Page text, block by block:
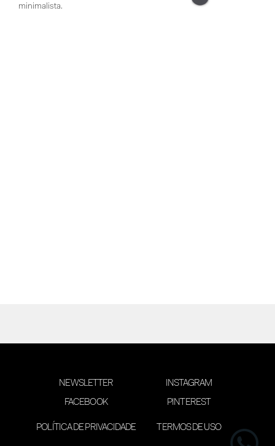
minimalista.
NEWSLETTER INSTAGRAM
FACEBOOK PINTEREST
POLÍTICA DE PRIVACIDADE TERMOS DE USO